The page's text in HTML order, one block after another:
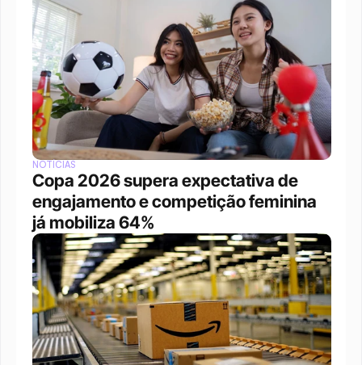
NOTÍCIAS
Copa 2026 supera expectativa de
engajamento e competição feminina
já mobiliza 64%